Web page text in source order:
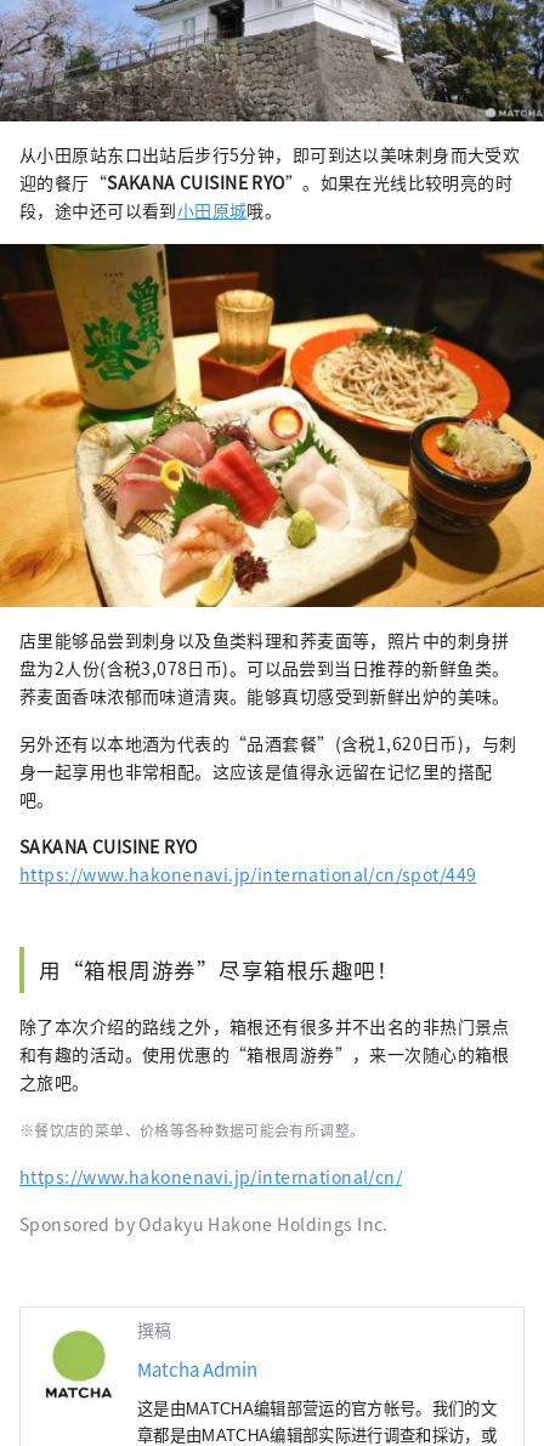
从小田原站东口出站后步行5分钟，即可到达以美味刺身而大受欢
迎的餐厅“SAKANA CUISINE RYO”。如果在光线比较明亮的时
段，途中还可以看到小田原城哦。
店里能够品尝到刺身以及鱼类料理和荞麦面等，照片中的刺身拼
盘为2人份(含税3,078日币)。可以品尝到当日推荐的新鲜鱼类。
荞麦面香味浓郁而味道清爽。能够真切感受到新鲜出炉的美味。
另外还有以本地酒为代表的“品酒套餐”(含税1,620日币)，与刺
身一起享用也非常相配。这应该是值得永远留在记忆里的搭配
吧。
SAKANA CUISINE RYO
https://www.hakonenavi.jp/international/cn/spot/449
用“箱根周游券”尽享箱根乐趣吧！
除了本次介绍的路线之外，箱根还有很多并不出名的非热门景点
和有趣的活动。使用优惠的“箱根周游券”，来一次随心的箱根
之旅吧。
※餐饮店的菜单、价格等各种数据可能会有所调整。
https://www.hakonenavi.jp/international/cn/
Sponsored by Odakyu Hakone Holdings Inc.
撰稿
Matcha Admin
这是由MATCHA编辑部营运的官方帐号。我们的文
章都是由MATCHA编辑部实际进行调查和採访，或